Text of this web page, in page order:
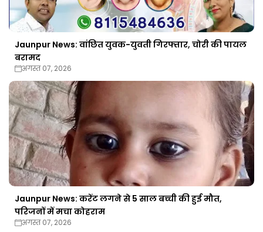
Jaunpur News: वांछित युवक-युवती गिरफ्तार, चोरी की पायल
बरामद
अगस्त 07, 2026
Jaunpur News: करेंट लगने से 5 साल बच्ची की हुई मौत,
परिजनों में मचा कोहराम
अगस्त 07, 2026